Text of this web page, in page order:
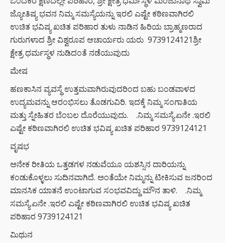
ಜ್ಯೋತಿಷ್ಯ ಭವನ ನಿಮ್ಮ ಸಮಸ್ಯೆಯನ್ನು ಇರಲಿ ಎಷ್ಟೇ ಕಠಿಣವಾಗಿರಲಿ
ಉಚಿತ ಭವಿಷ್ಯ ಖಚಿತ ಪರಿಹಾರ ತುಳು ನಾಡಿನ ಹಿರಿಯ ಬ್ರಾಹ್ಮಣರಾದ
ಗುರುಗಳಾದ ಶ್ರೀ ವಿಶ್ವರೂಪ ಆಚಾರ್ಯರು ಯರು 9739124121ಶ್ರೀ
ಕ್ಷೇತ್ರ ಧರ್ಮಸ್ಥಳ ನುಡಿದಂತೆ ನಡೆಯುವುದು
ಮೇಷ
ಹಣಕಾಸಿನ ವ್ಯವಸ್ಥೆ ಉತ್ತಮವಾಗಿರುವುದರಿಂದ ಬಹು ಬಂಡವಾಳದ
ಉದ್ಯಮವನ್ನು ಆರಂಭಿಸಲು ತೊಡಗುವಿರಿ. ಇದಕ್ಕೆ ನಿಮ್ಮ ಸಂಗಾತಿಯ
ಮತ್ತು ಸ್ನೇಹಿತರ ಬೆಂಬಲ ದೊರೆಯುವುದು. .ನಿಮ್ಮ ಸಮಸ್ಯೆ.ಏನೇ .ಇರಲಿ
ಎಷ್ಟೇ ಕಠಿಣವಾಗಿರಲಿ ಉಚಿತ ಭವಿಷ್ಯ ಖಚಿತ ಪರಿಹಾರ 9739124121
ವೃಷಭ
ಅನೇಕ ರೀತಿಯ ಒತ್ತಡಗಳ ನಡುವೆಯೂ ಯಶಸ್ಸಿನ ದಾರಿಯನ್ನು
ಕಂಡುಕೊಳ್ಳಲು ಸುದಿನವಾಗಿದೆ. ಅಂತೆಯೇ ನಿಮ್ಮನ್ನು ಟೀಕಿಸುವ ಜನರಿಂದ
ಮಾನಸಿಕ ಯಾತನೆ ಉಂಟಾಗುವ ಸಂಭವವಿದ್ದು ಮೌನ ತಾಳಿ. .ನಿಮ್ಮ
ಸಮಸ್ಯೆ.ಏನೇ .ಇರಲಿ ಎಷ್ಟೇ ಕಠಿಣವಾಗಿರಲಿ ಉಚಿತ ಭವಿಷ್ಯ ಖಚಿತ
ಪರಿಹಾರ 9739124121
ಮಿಥುನ